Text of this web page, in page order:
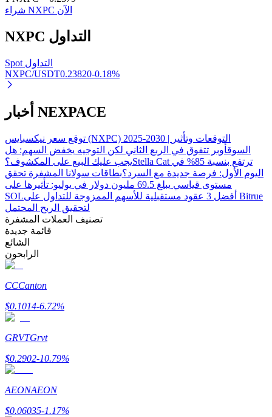
خدمة الاقتراض المدعومة بالعملات المشفرة
الاستثمار التلقائي
احصل على أرباح طويلة الأجل وفوائد مرنة
تعلم الستاكينغ
تعرف على كيفية كسب الدخل السلبي
Bitrue
AI
شراء NXPC الآن
NXPC التداول
Spot التداول
NXPC/USDT0.23820-0.18%
أخبار NEXPACE
توقع سعر نيكسبايس (NXPC) 2025-2030 | التوقعات وتأثير
السوقأوبر تتفوق في الربع الثاني لكن التوجيه يخفض السهم: هل
يجب عليك البيع على المكشوف؟Stella Cat ترتفع بنسبة 85% في
اليوم الأول: فرصة جديدة مع السرد؟بطاقات سولانا المشفرة تحقق
مستوى قياسي يبلغ 69.5 مليون دولار في يوليو: تأثيرها على
SOLأفضل 3 عقود مستقبلية للأسهم الممزوجة للتداول على Bitrue
لتحقيق الربح المحتمل
تصنيف العملات المشفرة
قائمة جديدة
الشائع
الرابحون
CCCanton
$0.1014-6.72%
GRVTGrvt
$0.2902-10.79%
AEONAEON
$0.06035-1.17%